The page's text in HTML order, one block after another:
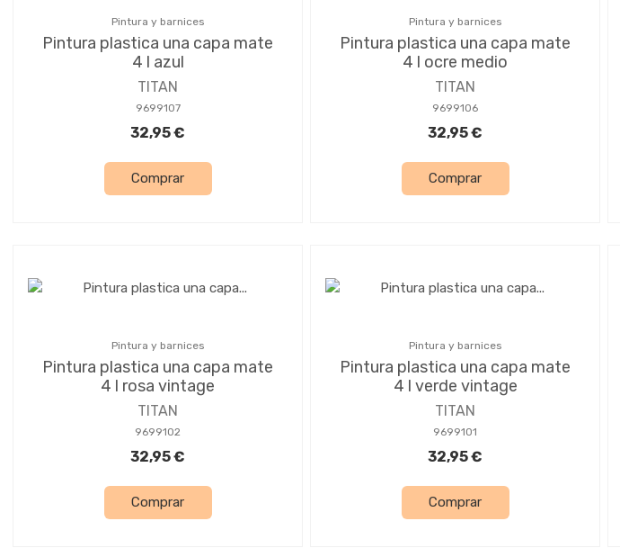
Pintura y barnices
Pintura plastica una capa mate
4 l azul
TITAN
9699107
32,95 €
Comprar
Pintura y barnices
Pintura plastica una capa mate
4 l ocre medio
TITAN
9699106
32,95 €
Comprar
Pintura y barnices
Pintura plastica una capa mate
4 l rosa vintage
TITAN
9699102
32,95 €
Comprar
Pintura y barnices
Pintura plastica una capa mate
4 l verde vintage
TITAN
9699101
32,95 €
Comprar